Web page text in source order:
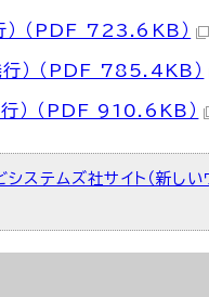
） （PDF 723.6KB）
） （PDF 785.4KB）
） （PDF 910.6KB）
システムズ社サイト（新しい